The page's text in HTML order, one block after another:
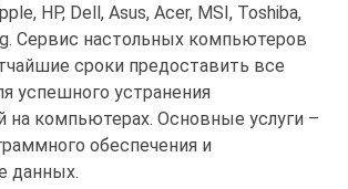
HP, Dell, Asus, Acer, MSI, Toshiba,
Сервис настольных компьютеров
сроки предоставить все
успешного устранения
на компьютерах. Основные услуги –
обеспечения и
данных.